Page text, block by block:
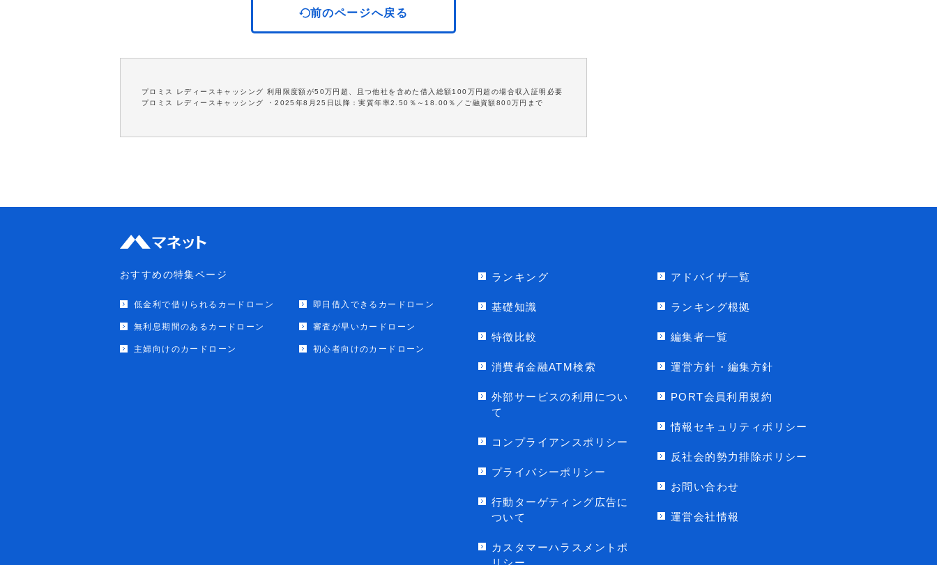
前のページへ戻る
プロミス レディースキャッシング 利用限度額が50万円超、且つ他社を含めた借入総額100万円超の場合収入証明必要
プロミス レディースキャッシング ・2025年8月25日以降：実質年率2.50％～18.00％／ご融資額800万円まで
おすすめの特集ページ
低金利で借りられるカードローン 即日借入できるカードローン
無利息期間のあるカードローン 審査が早いカードローン
主婦向けのカードローン 初心者向けのカードローン
ランキング
基礎知識
特徴比較
消費者金融ATM検索
外部サービスの利用につい
て
コンプライアンスポリシー
プライバシーポリシー
行動ターゲティング広告に
ついて
カスタマーハラスメントポ
リシー
アドバイザ一覧
ランキング根拠
編集者一覧
運営方針・編集方針
PORT会員利用規約
情報セキュリティポリシー
反社会的勢力排除ポリシー
お問い合わせ
運営会社情報